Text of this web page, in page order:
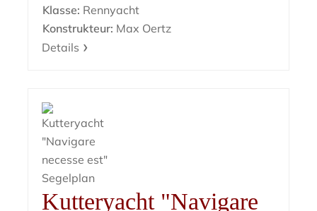
Klasse: Rennyacht
Konstrukteur: Max Oertz
Details
Kutteryacht "Navigare